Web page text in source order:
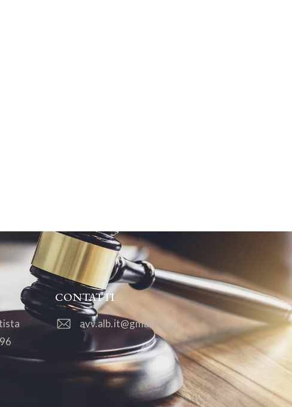
CONTATTI
avv.alb.it@gmail.com